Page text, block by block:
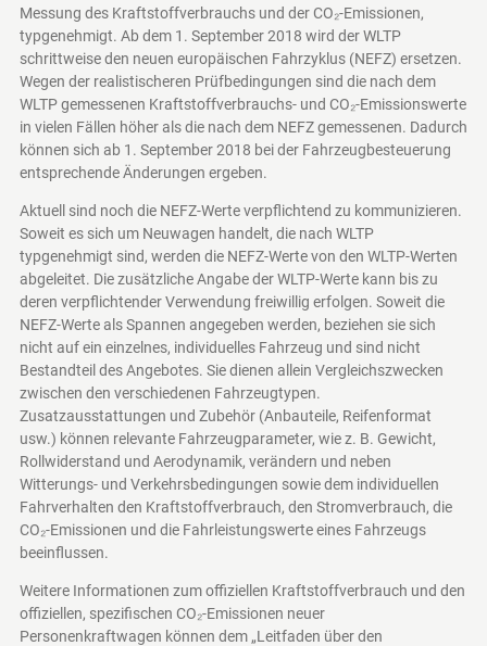
Messung des Kraftstoffverbrauchs und der CO₂-Emissionen,
typgenehmigt. Ab dem 1. September 2018 wird der WLTP
schrittweise den neuen europäischen Fahrzyklus (NEFZ) ersetzen.
Wegen der realistischeren Prüfbedingungen sind die nach dem
WLTP gemessenen Kraftstoffverbrauchs- und CO₂-Emissionswerte
in vielen Fällen höher als die nach dem NEFZ gemessenen. Dadurch
können sich ab 1. September 2018 bei der Fahrzeugbesteuerung
entsprechende Änderungen ergeben.
Aktuell sind noch die NEFZ-Werte verpflichtend zu kommunizieren.
Soweit es sich um Neuwagen handelt, die nach WLTP
typgenehmigt sind, werden die NEFZ-Werte von den WLTP-Werten
abgeleitet. Die zusätzliche Angabe der WLTP-Werte kann bis zu
deren verpflichtender Verwendung freiwillig erfolgen. Soweit die
NEFZ-Werte als Spannen angegeben werden, beziehen sie sich
nicht auf ein einzelnes, individuelles Fahrzeug und sind nicht
Bestandteil des Angebotes. Sie dienen allein Vergleichszwecken
zwischen den verschiedenen Fahrzeugtypen.
Zusatzausstattungen und Zubehör (Anbauteile, Reifenformat
usw.) können relevante Fahrzeugparameter, wie z. B. Gewicht,
Rollwiderstand und Aerodynamik, verändern und neben
Witterungs- und Verkehrsbedingungen sowie dem individuellen
Fahrverhalten den Kraftstoffverbrauch, den Stromverbrauch, die
CO₂-Emissionen und die Fahrleistungswerte eines Fahrzeugs
beeinflussen.
Weitere Informationen zum offiziellen Kraftstoffverbrauch und den
offiziellen, spezifischen CO₂-Emissionen neuer
Personenkraftwagen können dem „Leitfaden über den